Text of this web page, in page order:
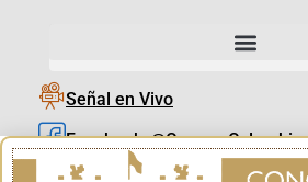
Señal en Vivo
Facebook_@CamaraColombia